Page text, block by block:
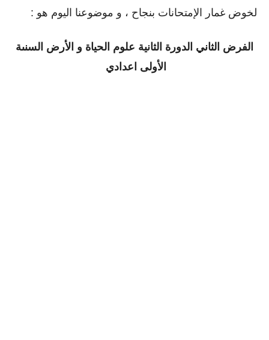
لخوض غمار الإمتحانات بنجاح ، و موضوعنا اليوم هو :
الفرض الثاني الدورة الثانية علوم الحياة و الأرض السنىة
الأولى اعدادي